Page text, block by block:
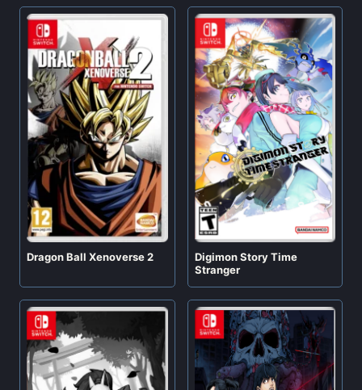
Dragon Ball Xenoverse 2
Digimon Story Time
Stranger